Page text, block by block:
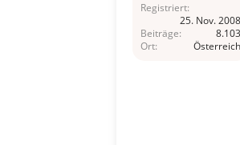
Registriert
25. Nov. 2008
Beiträge
8.103
Ort
Österreich